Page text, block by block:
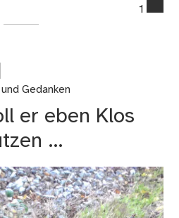
1
Gedanken
er eben Klos
…